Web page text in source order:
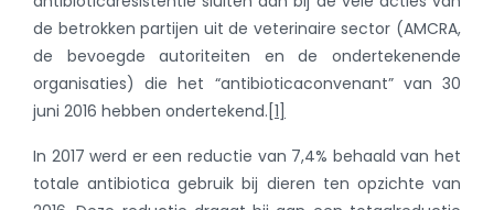
de betrokken partijen uit de veterinaire sector (AMCRA,
de bevoegde autoriteiten en de ondertekenende
organisaties) die het “antibioticaconvenant” van 30
juni 2016 hebben ondertekend. [1]
In 2017 werd er een reductie van 7,4% behaald van het
totale antibiotica gebruik bij dieren ten opzichte van